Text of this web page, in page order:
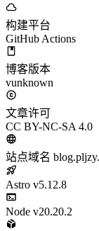
构建平台
GitHub Actions
博客版本
vunknown
文章许可
CC BY-NC-SA 4.0
站点域名
Astro v5.12.8
Node v20.20.2